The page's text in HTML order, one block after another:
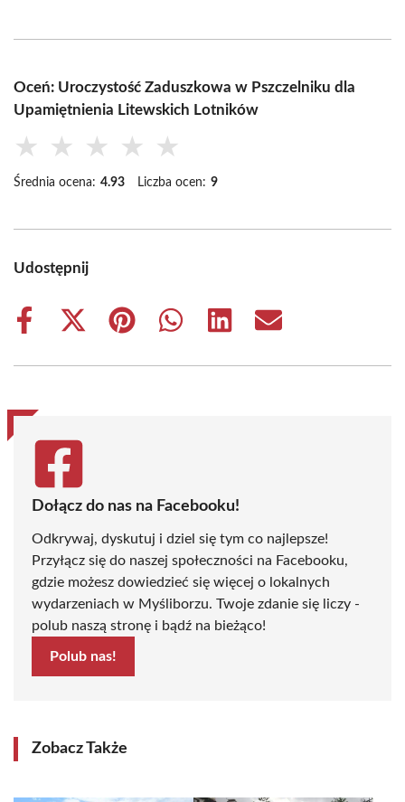
Oceń: Uroczystość Zaduszkowa w Pszczelniku dla
Upamiętnienia Litewskich Lotników
★ ★ ★ ★ ★
Średnia ocena: 4.93 Liczba ocen: 9
Udostępnij
Share
Share
(Twitter)
Share
Share
Share
Share
Dołącz do nas na Facebooku!
Odkrywaj, dyskutuj i dziel się tym co najlepsze!
Przyłącz się do naszej społeczności na Facebooku,
gdzie możesz dowiedzieć się więcej o lokalnych
wydarzeniach w Myśliborzu. Twoje zdanie się liczy -
polub naszą stronę i bądź na bieżąco!
Polub nas!
Zobacz Także